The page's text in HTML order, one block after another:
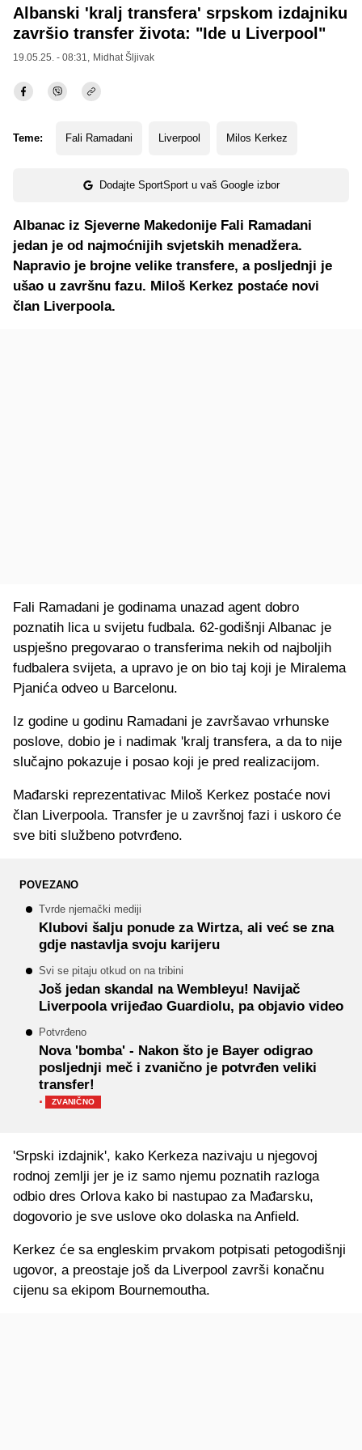
Albanski 'kralj transfera' srpskom izdajniku
završio transfer života: "Ide u Liverpool"
19.05.25. - 08:31, Midhat Šljivak
Teme: Fali Ramadani Liverpool Milos Kerkez
Dodajte SportSport u vaš Google izbor
Albanac iz Sjeverne Makedonije Fali Ramadani
jedan je od najmoćnijih svjetskih menadžera.
Napravio je brojne velike transfere, a posljednji je
ušao u završnu fazu. Miloš Kerkez postaće novi
član Liverpoola.
Fali Ramadani je godinama unazad agent dobro
poznatih lica u svijetu fudbala. 62-godišnji Albanac je
uspješno pregovarao o transferima nekih od najboljih
fudbalera svijeta, a upravo je on bio taj koji je Miralema
Pjanića odveo u Barcelonu.
Iz godine u godinu Ramadani je završavao vrhunske
poslove, dobio je i nadimak 'kralj transfera, a da to nije
slučajno pokazuje i posao koji je pred realizacijom.
Mađarski reprezentativac Miloš Kerkez postaće novi
član Liverpoola. Transfer je u završnoj fazi i uskoro će
sve biti službeno potvrđeno.
POVEZANO
Tvrde njemački mediji
Klubovi šalju ponude za Wirtza, ali već se zna
gdje nastavlja svoju karijeru
Svi se pitaju otkud on na tribini
Još jedan skandal na Wembleyu! Navijač
Liverpoola vrijeđao Guardiolu, pa objavio video
Potvrđeno
Nova 'bomba' - Nakon što je Bayer odigrao
posljednji meč i zvanično je potvrđen veliki
transfer!
· ZVANIČNO
'Srpski izdajnik', kako Kerkeza nazivaju u njegovoj
rodnoj zemlji jer je iz samo njemu poznatih razloga
odbio dres Orlova kako bi nastupao za Mađarsku,
dogovorio je sve uslove oko dolaska na Anfield.
Kerkez će sa engleskim prvakom potpisati petogodišnji
ugovor, a preostaje još da Liverpool završi konačnu
cijenu sa ekipom Bournemoutha.